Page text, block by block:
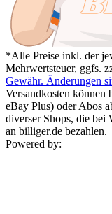
*Alle Preise inkl. der
Mehrwertsteuer, ggfs.
Gewähr. Änderungen
Versandkosten
eBay Plus) oder Abos
diverser Shops, die bei
an billiger.de bezahlen.
Powered by: